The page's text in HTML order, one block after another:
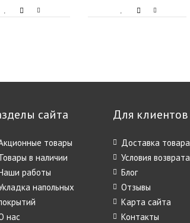
сайта
товары
в наличии
работы
напольных
нас
Для клиентов
Доставка товара
Условия возврата
Блог
Отзывы
Карта сайта
Контакты